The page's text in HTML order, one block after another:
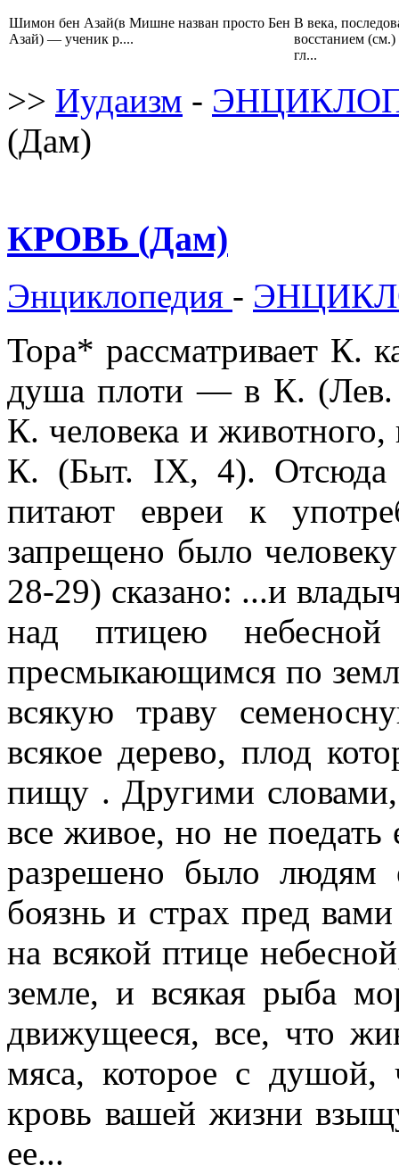
Шимон бен Азай(в Мишне назван просто Бен
Азай) — ученик р....
В века,
восстанием
гл...
>> Иудаизм -
(Дам)
КРОВЬ (Дам)
Энциклопедия -
Тора* рассматривает К.
душа плоти — в К.
К. человека и животного,
К. (Быт. IX, 4). Отсюда
питают евреи к
запрещено было
28-29) сказано: ...и
над птицею
пресмыкающимся по
всякую траву
всякое дерево, плод
пищу . Другими словами,
все живое, но не поедать
разрешено было
боязнь и страх пред
на всякой птице
земле, и всякая рыба
движущееся, все, что
мяса, которое с
кровь вашей жизни
ее...